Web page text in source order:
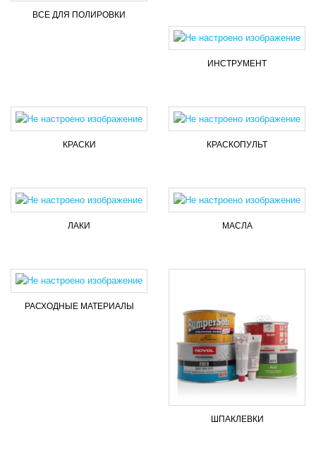
ВСЕ ДЛЯ ПОЛИРОВКИ
ИНСТРУМЕНТ
КРАСКИ КРАСКОПУЛЬТ
ЛАКИ МАСЛА
РАСХОДНЫЕ МАТЕРИАЛЫ
ШПАКЛЕВКИ